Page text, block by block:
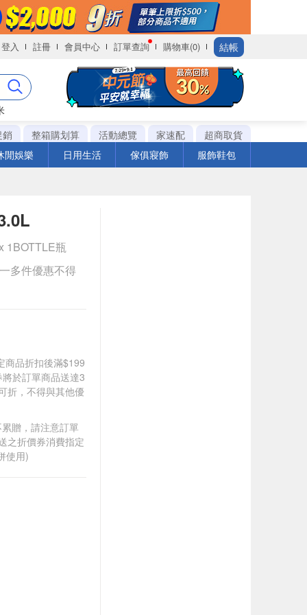
登入 註冊 會員中心 訂單查詢 購物車(0) 結帳
銷
整箱購划算 活動總覽 家速配
超商取貨
閒娛樂
日用生活 傢俱寢飾 服飾鞋包
1BOTTLE瓶
多件優惠不得
商品折扣後滿$199
於訂單商品送達3
折，不得與其他優
贈，請注意訂單
之折價券消費指定
使用)